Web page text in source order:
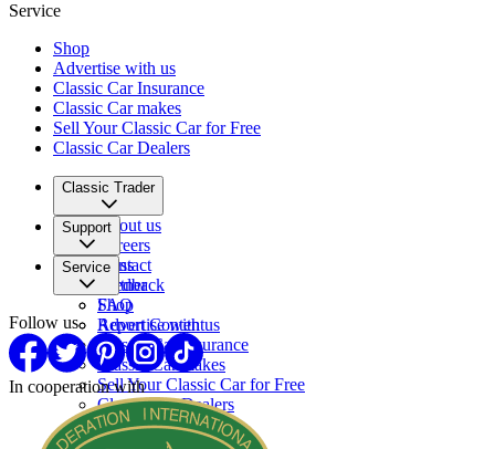
Service
Shop
Advertise with us
Classic Car Insurance
Classic Car makes
Sell Your Classic Car for Free
Classic Car Dealers
Classic Trader
About us
Careers
Press
Partner
Support
Contact
Feedback
FAQ
Report Content
Service
Shop
Advertise with us
Classic Car Insurance
Classic Car makes
Sell Your Classic Car for Free
Classic Car Dealers
Follow us
In cooperation with